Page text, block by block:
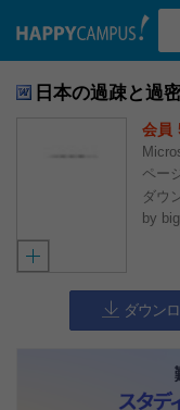
日本の過疎と過
会員
ペー
ダウ
by
ダウン